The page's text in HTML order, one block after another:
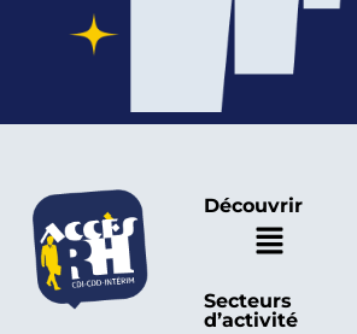
Découvrir
Secteurs
d’activité